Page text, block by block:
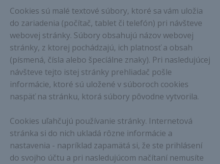
Cookies sú malé textové súbory, ktoré sa vám uložia
do zariadenia (počítač, tablet či telefón) pri návšteve
webovej stránky. Súbory obsahujú názov webovej
stránky, z ktorej pochádzajú, ich platnosť a obsah
(písmená, čísla alebo špecíálne znaky). Pri nasledujúcej
návšteve tejto istej stránky prehliadač pošle
informácie, ktoré sú uložené v súboroch cookies
naspäť na stránku, ktorá súbory pôvodne vytvorila.
Cookies uľahčujú používanie stránky. Internetová
stránka si do nich ukladá rôzne informácie a
nastavenia - napríklad zapamätá si, že ste prihlásení
do svojho účtu a pri nasledujúcom načítaní nemusíte